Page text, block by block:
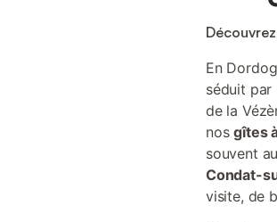
En
séduit par
de la
nosgîtes
souvent
Condat-
visite, de